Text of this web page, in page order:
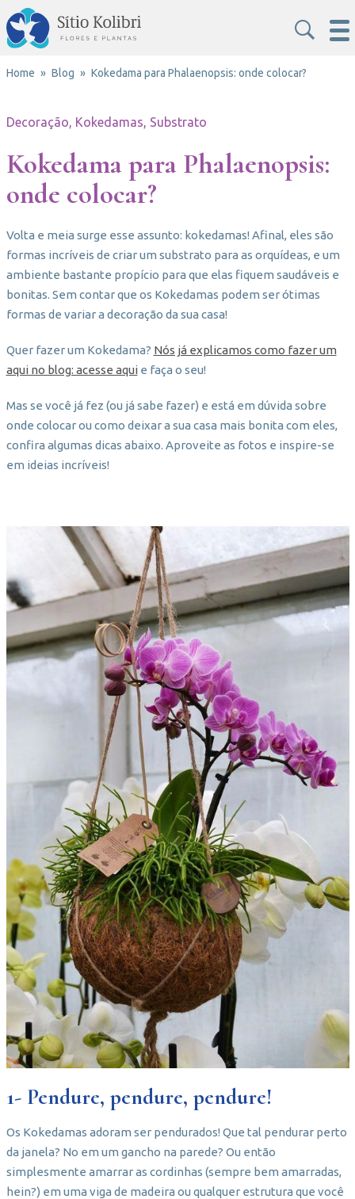
Home Blog Kokedama para Phalaenopsis: onde colocar?
Decoração, Kokedamas, Substrato
Kokedama para Phalaenopsis:
onde colocar?
Volta e meia surge esse assunto: kokedamas! Afinal, eles são
formas incríveis de criar um substrato para as orquídeas, e um
ambiente bastante propício para que elas fiquem saudáveis e
bonitas. Sem contar que os Kokedamas podem ser ótimas
formas de variar a decoração da sua casa!
Quer fazer um Kokedama? Nós já explicamos como fazer um
aqui no blog: acesse aquie faça o seu!
Mas se você já fez (ou já sabe fazer) e está em dúvida sobre
onde colocar ou como deixar a sua casa mais bonita com eles,
confira algumas dicas abaixo. Aproveite as fotos e inspire-se
em ideias incríveis!
1- Pendure, pendure, pendure!
Os Kokedamas adoram ser pendurados! Que tal pendurar perto
da janela? No em um gancho na parede? Ou então
simplesmente amarrar as cordinhas (sempre bem amarradas,
hein?) em uma viga de madeira ou qualquer estrutura que você